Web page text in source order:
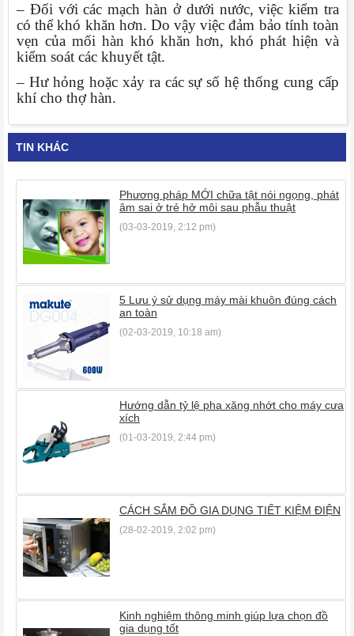
– Đối với các mạch hàn ở dưới nước, việc kiểm tra
có thể khó khăn hơn. Do vậy việc đảm bảo tính toàn
vẹn của mối hàn khó khăn hơn, khó phát hiện và
kiểm soát các khuyết tật.
– Hư hỏng hoặc xảy ra các sự số hệ thống cung cấp
khí cho thợ hàn.
TIN KHÁC
Phương pháp MỚI chữa tật nói ngọng, phát
âm sai ở trẻ hở môi sau phẫu thuật
(03-03-2019, 2:12 pm)
5 Lưu ý sử dụng máy mài khuôn đúng cách
an toàn
(02-03-2019, 10:18 am)
Hướng dẫn tỷ lệ pha xăng nhớt cho máy cưa
xích
(01-03-2019, 2:44 pm)
CÁCH SẮM ĐỒ GIA DỤNG TIẾT KIỆM ĐIỆN
(28-02-2019, 2:02 pm)
Kinh nghiệm thông minh giúp lựa chọn đồ
gia dụng tốt